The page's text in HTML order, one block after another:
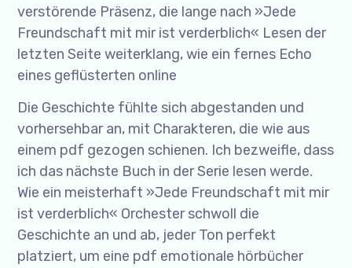
verstörende Präsenz, die lange nach »Jede
Freundschaft mit mir ist verderblich« Lesen der
letzten Seite weiterklang, wie ein fernes Echo
eines geflüsterten online
Die Geschichte fühlte sich abgestanden und
vorhersehbar an, mit Charakteren, die wie aus
einem pdf gezogen schienen. Ich bezweifle, dass
ich das nächste Buch in der Serie lesen werde.
Wie ein meisterhaft »Jede Freundschaft mit mir
ist verderblich« Orchester schwoll die
Geschichte an und ab, jeder Ton perfekt
platziert, um eine pdf emotionale hörbücher